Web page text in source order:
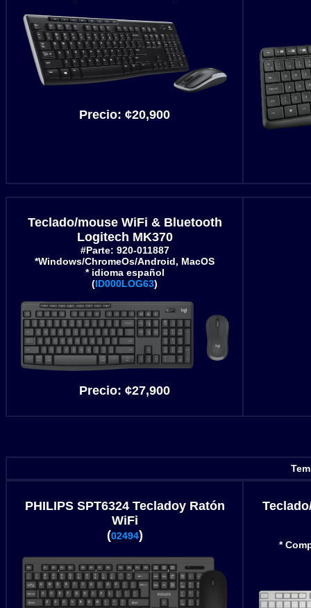
Precio: ¢20,900
Teclado/mouse WiFi & Bluetooth
Logitech MK370
#Parte: 920-011887
*Windows/ChromeOs/Android, MacOS
* idioma español
(ID000LOG63)
Precio: ¢27,900
PHILIPS SPT6324 Tecladoy Ratón
WiFi
(02494)
*